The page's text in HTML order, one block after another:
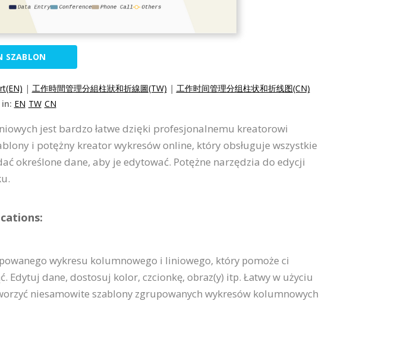
SZABLON
| 工作時間管理分組柱狀和折線圖(TW) | 工作时间管理分组柱状和折线图(CN)
EN TW CN
jest bardzo łatwe dzięki profesjonalnemu kreatorowi
i potężny kreator wykresów online, który obsługuje wszystkie
określone dane, aby je edytować. Potężne narzędzia do edycji
wykresu kolumnowego i liniowego, który pomoże ci
Edytuj dane, dostosuj kolor, czcionkę, obraz(y) itp. Łatwy w użyciu
niesamowite szablony zgrupowanych wykresów kolumnowych